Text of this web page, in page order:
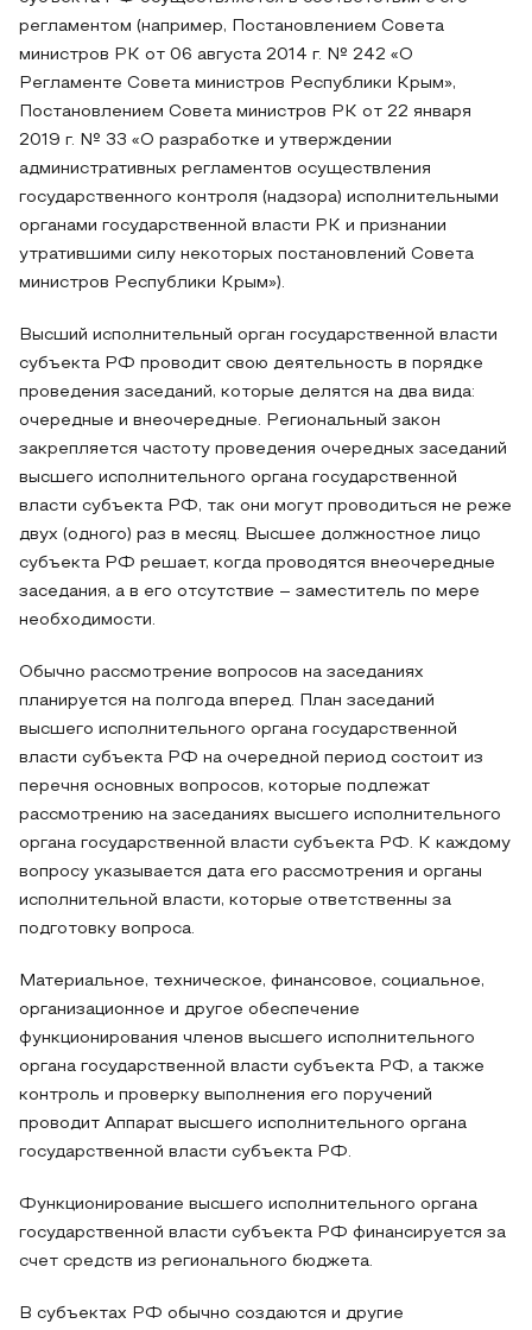
регламентом (например, Постановлением Совета
министров РК от 06 августа 2014 г. № 242 «О
Регламенте Совета министров Республики Крым»,
Постановлением Совета министров РК от 22 января
2019 г. № 33 «О разработке и утверждении
административных регламентов осуществления
государственного контроля (надзора) исполнительными
органами государственной власти РК и признании
утратившими силу некоторых постановлений Совета
министров Республики Крым»).
Высший исполнительный орган государственной власти
субъекта РФ проводит свою деятельность в порядке
проведения заседаний, которые делятся на два вида:
очередные и внеочередные. Региональный закон
закрепляется частоту проведения очередных заседаний
высшего исполнительного органа государственной
власти субъекта РФ, так они могут проводиться не реже
двух (одного) раз в месяц. Высшее должностное лицо
субъекта РФ решает, когда проводятся внеочередные
заседания, а в его отсутствие – заместитель по мере
необходимости.
Обычно рассмотрение вопросов на заседаниях
планируется на полгода вперед. План заседаний
высшего исполнительного органа государственной
власти субъекта РФ на очередной период состоит из
перечня основных вопросов, которые подлежат
рассмотрению на заседаниях высшего исполнительного
органа государственной власти субъекта РФ. К каждому
вопросу указывается дата его рассмотрения и органы
исполнительной власти, которые ответственны за
подготовку вопроса.
Материальное, техническое, финансовое, социальное,
организационное и другое обеспечение
функционирования членов высшего исполнительного
органа государственной власти субъекта РФ, а также
контроль и проверку выполнения его поручений
проводит Аппарат высшего исполнительного органа
государственной власти субъекта РФ.
Функционирование высшего исполнительного органа
государственной власти субъекта РФ финансируется за
счет средств из регионального бюджета.
В субъектах РФ обычно создаются и другие